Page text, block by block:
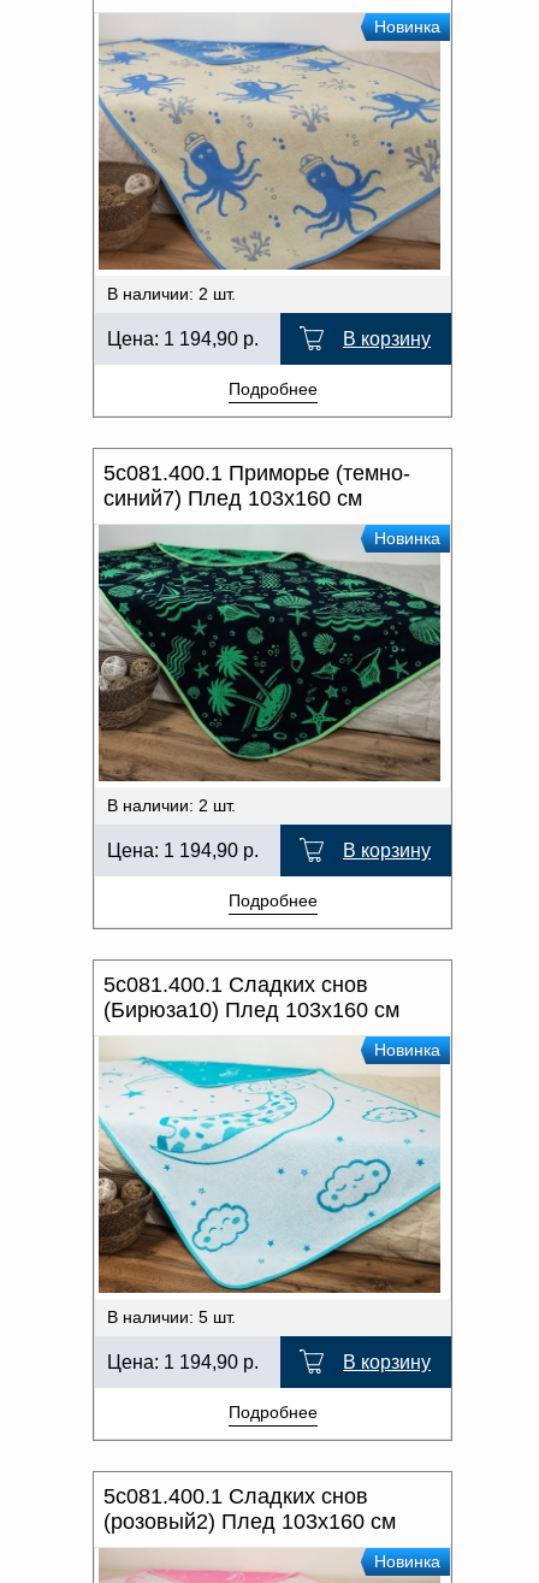
Новинка
В наличии: 2 шт.
Цена: 1 194,90 р. В корзину
Подробнее
5с081.400.1 Приморье (темно-
синий7) Плед 103х160 см
Новинка
В наличии: 2 шт.
Цена: 1 194,90 р. В корзину
Подробнее
5с081.400.1 Сладких снов
(Бирюза10) Плед 103х160 см
Новинка
В наличии: 5 шт.
Цена: 1 194,90 р. В корзину
Подробнее
5с081.400.1 Сладких снов
(розовый2) Плед 103х160 см
Новинка